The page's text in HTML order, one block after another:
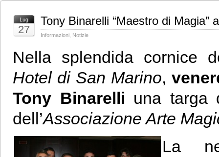
Lug
27
Tony Binarelli “Maestro di Magia”
Informazioni Notizie
Nella splendida cornice
Hotel di San Marino,
Tony Binarelli una targa
dell’Associazione Arte
La